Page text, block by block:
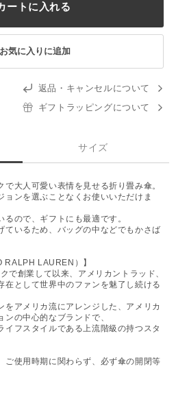
ートに入れる
お気に入りに追加
返品・キャンセルについて
ギフトラッピングについて
サイズ
で大人可愛い表情を見せる折り畳み傘。
ョンを選ぶことなくお使いいただけま
ので、ギフトにも最適です。
ているため、バッグの中などでもかさば
RALPH LAUREN）】
で創業して以来、アメリカントラッド、
在として世界中のファンを魅了し続ける
をアメリカ流にアレンジした、アメリカ
の中心的なブランドで、
イフスタイルである上流階級の持つスタ
使用時期に関わらず、必ず傘の開閉等